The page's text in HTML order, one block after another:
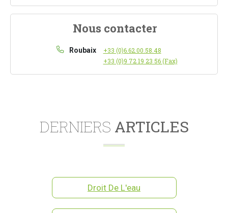
Nous contacter
Roubaix
+33 (0)6.62.00.58.48
+33 (0)9 72 19 23 56 (Fax)
DERNIERS ARTICLES
Droit De L'eau